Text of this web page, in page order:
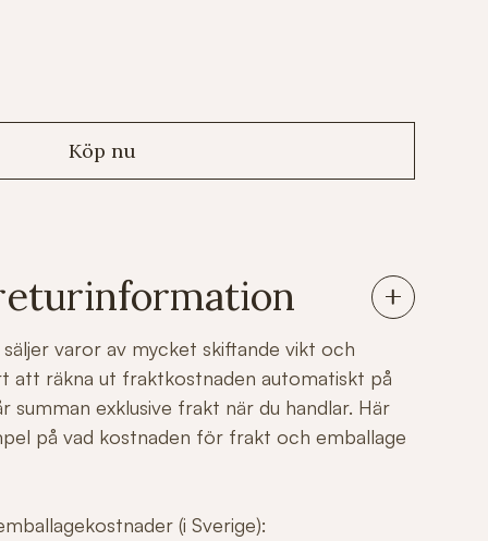
varor av mycket skiftande vikt och
att räkna ut fraktkostnaden automatiskt på
summan exklusive frakt när du handlar. Här
på vad kostnaden för frakt och emballage
(i Sverige):